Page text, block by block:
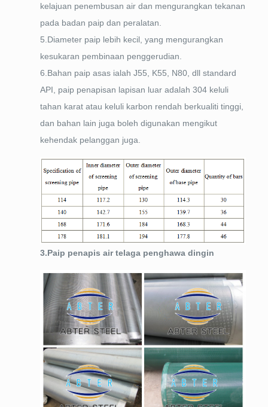
kelajuan penembusan air dan mengurangkan tekanan
pada badan paip dan peralatan.
5.Diameter paip lebih kecil, yang mengurangkan
kesukaran pembinaan penggerudian.
6.Bahan paip asas ialah J55, K55, N80, dll standard
API, paip penapisan lapisan luar adalah 304 keluli
tahan karat atau keluli karbon rendah berkualiti tinggi,
dan bahan lain juga boleh digunakan mengikut
kehendak pelanggan juga.
3.Paip penapis air telaga penghawa dingin